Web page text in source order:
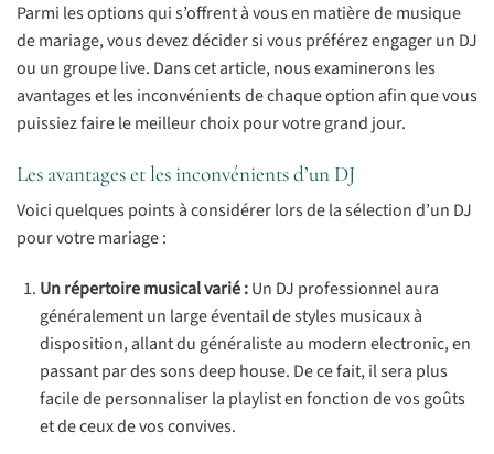
Parmi les options qui s’offrent à vous en matière de musique
de mariage, vous devez décider si vous préférez engager un DJ
ou un groupe live. Dans cet article, nous examinerons les
avantages et les inconvénients de chaque option afin que vous
puissiez faire le meilleur choix pour votre grand jour.
Les avantages et les inconvénients d’un DJ
Voici quelques points à considérer lors de la sélection d’un DJ
pour votre mariage :
Un répertoire musical varié :Un DJ professionnel aura
généralement un large éventail de styles musicaux à
disposition, allant du généraliste au modern electronic, en
passant par des sons deep house. De ce fait, il sera plus
facile de personnaliser la playlist en fonction de vos goûts
et de ceux de vos convives.